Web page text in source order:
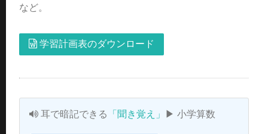
など。
学習計画表のダウンロード
耳で暗記できる 「聞き覚え」 ▶ 小学算数